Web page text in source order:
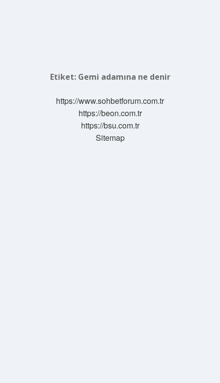
Etiket: Gemi adamına ne denir
https://www.sohbetforum.com.tr
https://beon.com.tr
https://bsu.com.tr
Sitemap